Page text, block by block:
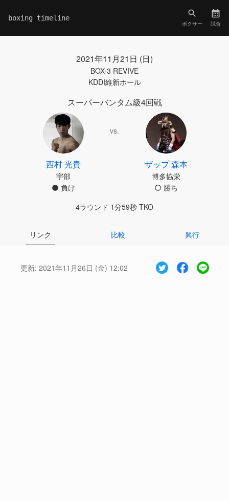
boxing timeline
ボクサー 試合
2021年11月21日 (日)
BOX-3 REVIVE
KDDI維新ホール
スーパーバンタム級4回戦
西村 光貴
宇部
負け
vs.
ザップ 森本
博多協栄
勝ち
4ラウンド 1分59秒 TKO
リンク 比較 興行
更新: 2021年11月26日 (金) 12:02